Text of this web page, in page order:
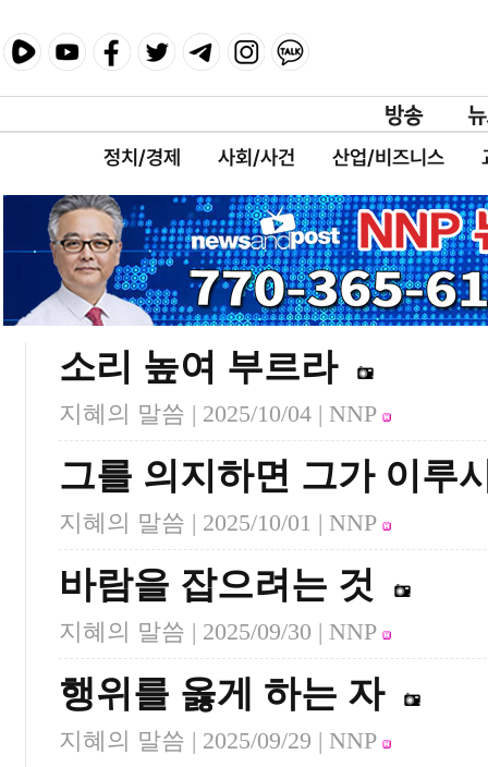
정치/경제 사회/사건 산업/비즈니스
소리 높여 부르라
지혜의 말씀 | 2025/10/04 | NNP
그를 의지하면 그가 이루
지혜의 말씀 | 2025/10/01 | NNP
바람을 잡으려는 것
지혜의 말씀 | 2025/09/30 | NNP
행위를 옳게 하는 자
지혜의 말씀 | 2025/09/29 | NNP